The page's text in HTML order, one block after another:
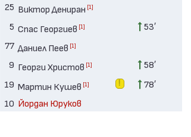
25 Виктор Дениран [1]
5 Спас Георгиев [1]
53′
77 Даниел Пеев [1]
9 Георги Христов [1]
58′
19 Мартин Кушев [1]
78′
10 Йордан Юруков